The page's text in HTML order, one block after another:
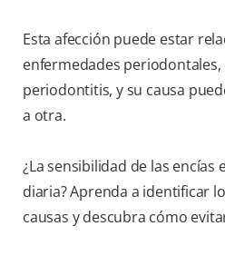
Esta afección puede estar
enfermedades periodontales,
periodontitis, y su causa
a otra.
¿La sensibilidad de las encías
diaria? Aprenda a identificar
causas y descubra cómo